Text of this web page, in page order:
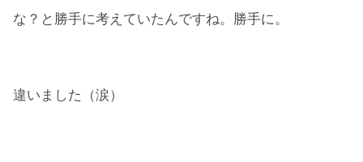
な？と勝手に考えていたんですね。勝手に。
違いました（涙）